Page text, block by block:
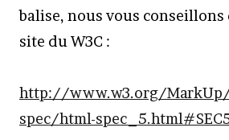
balise, nous vous
site du W3C :
http://www.w3.org/
spec/html-